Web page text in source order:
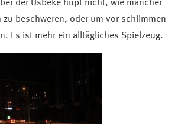
der Usbeke hupt nicht, wie mancher
zu beschweren, oder um vor schlimmen
Es ist mehr ein alltägliches Spielzeug.